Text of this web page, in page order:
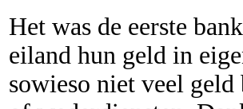
Het was de eerste
eiland hun geld in
sowieso niet veel